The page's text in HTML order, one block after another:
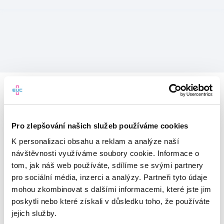
Pro zlepšování našich služeb používáme cookies
K personalizaci obsahu a reklam a analýze naší
návštěvnosti využíváme soubory cookie. Informace o
tom, jak náš web používáte, sdílíme se svými partnery
pro sociální média, inzerci a analýzy. Partneři tyto údaje
mohou zkombinovat s dalšími informacemi, které jste jim
poskytli nebo které získali v důsledku toho, že používáte
jejich služby.
Vítejte v mojeEUC